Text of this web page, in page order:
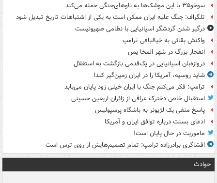
سوخو۳۵ با این موشک‌ها به ناوهای‌جنگی حمله می‌کند
تلگراف: جنگ علیه ایران ممکن است به یکی از اشتباهات تاریخ تبدیل شود
درگیر شدن گردشگر اسپانیایی با نظامی صهیونیست
واکنش بقائی به خیالبافی ترامپ
انفجار بزرگ در شهر المخا یمن
دروازه‌بان اسپانیایی در یک‌قدمی بازگشت به استقلال
شاید روسیه، آمریکا را در ایران زمین‌گیر کند!
ترامپ: فکر می‌کنم جنگ با ایران خیلی زود پایان می‌یابد
استقبال خاص دخترک عراقی از زائران اربعین حسینی
پاسخ منفی یک لژیونر به باشگاه پرسپولیس
ادعای بسنت درباره توافق ایران و آمریکا
ماموریت در حال پایان است!
افشاگری برادرزاده ترامپ: تمام تصمیم‌هایش از روی ترس است
حوادث